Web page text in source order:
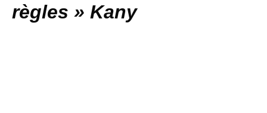
règles » Kany